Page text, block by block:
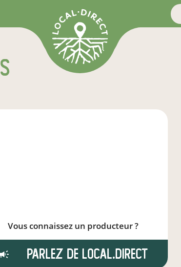
Vous connaissez un producteur ?
Parlez de local.direct